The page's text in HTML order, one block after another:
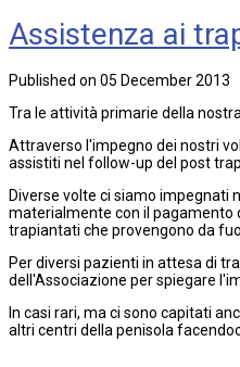
Assistenza ai
Published on 05 December 2013
Tra le attività primarie della
Attraverso l'impegno dei nostri
assistiti nel follow-up del post
Diverse volte ci siamo impegnati
materialmente con il pagamento
trapiantati che provengono da
Per diversi pazienti in attesa di
dell'Associazione per spiegare
In casi rari, ma ci sono capitati
altri centri della penisola